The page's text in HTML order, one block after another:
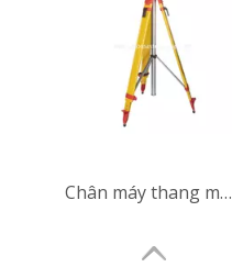
Chân máy thang máy bằng sợi thủy tinh (3,6m)